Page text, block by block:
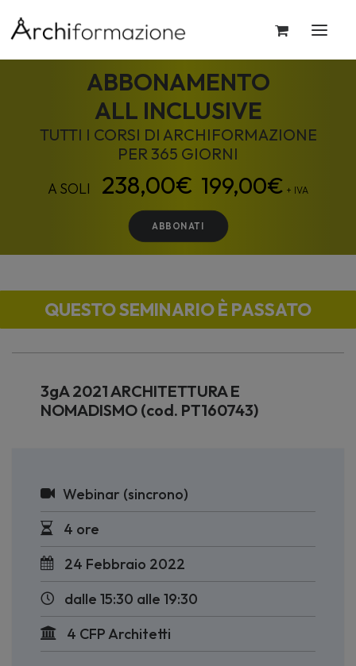
ABBONAMENTO
ALL INCLUSIVE
TUTTI I CORSI DI ARCHIFORMAZIONE
PER 365 GIORNI
199,00€ + IVA
ABBONATI
QUESTO SEMINARIO È PASSATO
3gA 2021 ARCHITETTURA E
NOMADISMO (cod. PT160743)
Webinar (sincrono)
4 ore
24 Febbraio 2022
dalle 15:30 alle 19:30
4 CFP Architetti